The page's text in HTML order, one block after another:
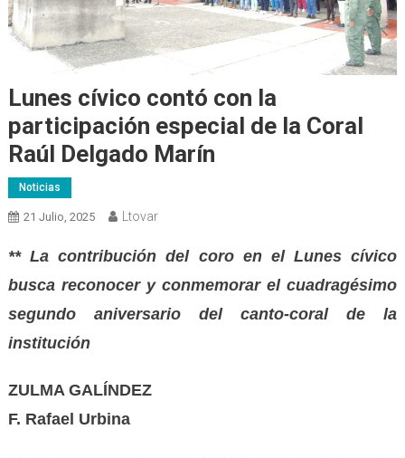
Lunes cívico contó con la
participación especial de la Coral
Raúl Delgado Marín
Noticias
21 Julio, 2025 Ltovar
** La contribución del coro en el Lunes cívico
busca reconocer y conmemorar el cuadragésimo
segundo aniversario del canto-coral de la
institución
ZULMA GALÍNDEZ
F. Rafael Urbina